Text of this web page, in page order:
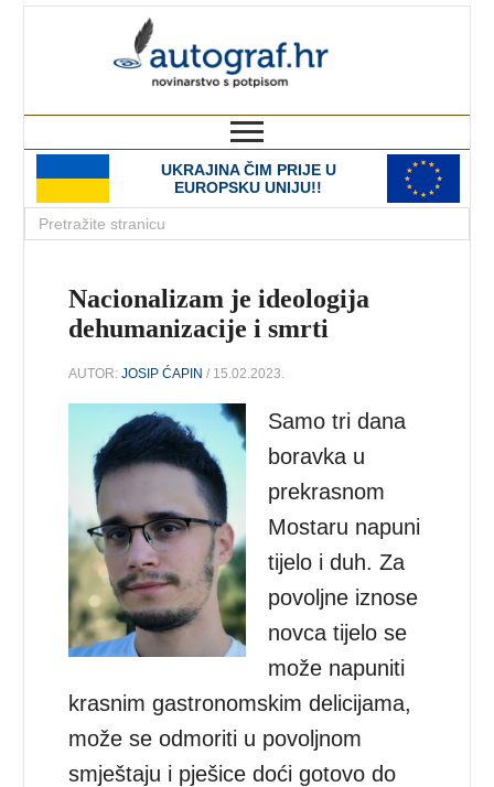
UKRAJINA ČIM PRIJE U
EUROPSKU UNIJU!!
Nacionalizam je ideologija
dehumanizacije i smrti
AUTOR:JOSIP ĆAPIN / 15.02.2023.
Samo tri dana
boravka u
prekrasnom
Mostaru napuni
tijelo i duh. Za
povoljne iznose
novca tijelo se
može napuniti
krasnim gastronomskim delicijama,
može se odmoriti u povoljnom
smještaju i pješice doći gotovo do